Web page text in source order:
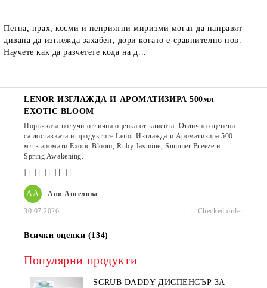
Петна, прах, косми и неприятни миризми могат да направят
дивана да изглежда захабен, дори когато е сравнително нов.
Научете как да разчетете кода на д...
АА Ани Ангелова
30.07.2026 Checked order
LENOR ИЗГЛАЖДА И АРОМАТИЗИРА 500мл
EXOTIC BLOOM
Поръчката получи отлична оценка от клиента. Отлично оценени
са доставката и продуктите Lenor Изглажда и Ароматизира 500
мл в аромати Exotic Bloom, Ruby Jasmine, Summer Breeze и
Spring Awakening.
Всички оценки (134)
Популярни продукти
SCRUB DADDY ДИСПЕНСЪР ЗА